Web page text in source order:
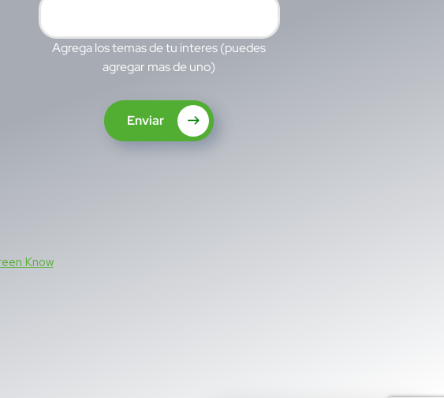
Agrega los temas de tu interes (puedes
agregar mas de uno)
Enviar
Know